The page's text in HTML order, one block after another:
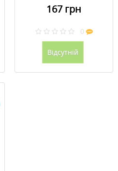
167 грн
0
Відсутній